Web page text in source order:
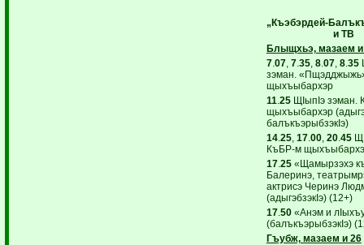
„Къэбэрдей-
и ТВ
Блыщхьэ, мазаем и
7. 07, 7. 35, 8. 07, 8. 35
зэман.
щыхъыбархэр
11 25ЩIыпIэ зэман.
щыхъыбархэр
балъкъэрыбзэкIэ)
14. 25, 17. 00, 20. 45
КъБР-м
17. 25«Щамырзэхэ
Балеринэ,
актрисэ Черинэ
(адыгэбзэкIэ) (12+)
17. 50«Анэм и
(балъкъэрыбзэкIэ)
Гъубж, мазаем и 26